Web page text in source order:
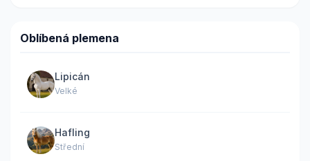
Oblíbená plemena
Lipicán
Velké
Hafling
Střední